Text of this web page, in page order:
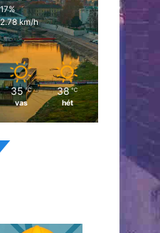
17%
2.78 km/h
35 ℃
vas
38 ℃
hét